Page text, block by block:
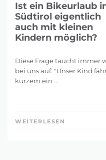
Ist ein Bikeurlaub
Südtirol eigentlich
auch mit kleinen
Kindern möglich?
Diese Frage taucht immer
bei uns auf: "Unser Kind
kurzem ein ...
WEITERLESEN